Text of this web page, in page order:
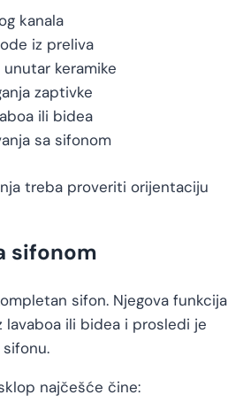
kanala
iz preliva
keramike
zaptivke
ili bidea
sa sifonom
treba proveriti orijentaciju
sifonom
sifon. Njegova funkcija
ili bidea i prosledi je
najčešće čine: